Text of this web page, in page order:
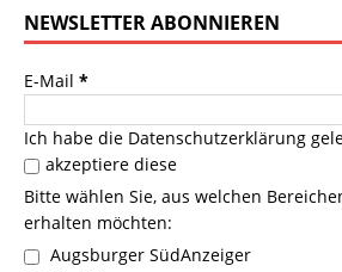
NEWSLETTER ABONNIEREN
E-Mail *
Ich habe die Datenschutzerklärung
akzeptiere diese
Bitte wählen Sie, aus welchen
erhalten möchten:
Augsburger SüdAnzeiger